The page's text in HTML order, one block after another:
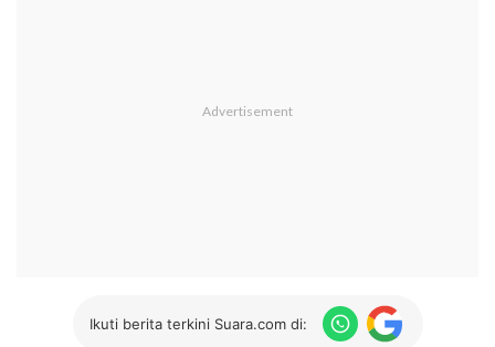
Ikuti berita terkini Suara.com di: